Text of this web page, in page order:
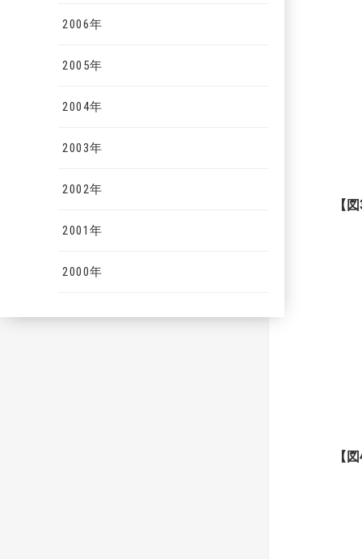
2006年
2005年
2004年
2003年
2002年
2001年
2000年
【
【